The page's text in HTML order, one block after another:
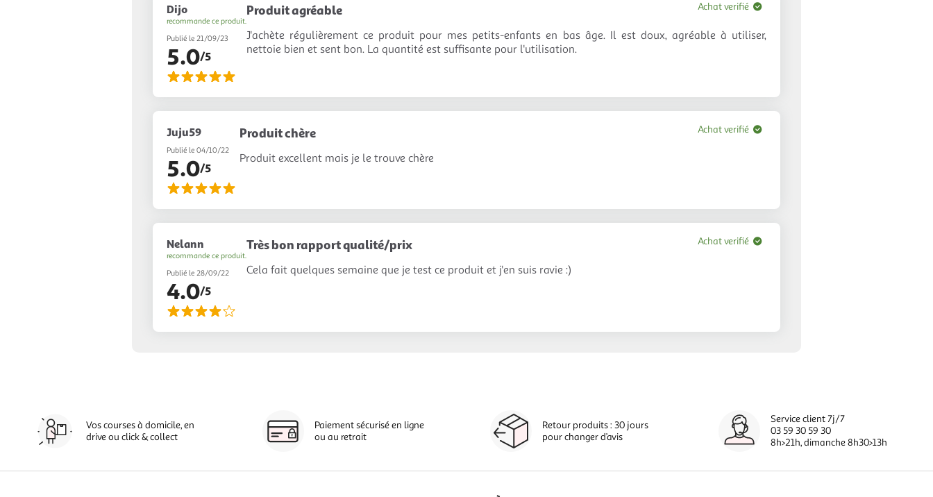
Dijo
recommande ce produit.
Publié le 21/09/23
5.0/5
Produit agréable
J'achète régulièrement ce produit pour mes petits-enfants en bas âge. Il est doux, agréable à utiliser,
nettoie bien et sent bon. La quantité est suffisante pour l'utilisation.
Achat verifié
Juju59
Publié le 04/10/22
5.0/5
Produit chère
Produit excellent mais je le trouve chère
Achat verifié
Nelann
recommande ce produit.
Publié le 28/09/22
4.0/5
Très bon rapport qualité/prix
Cela fait quelques semaine que je test ce produit et j'en suis ravie :)
Achat verifié
Vos courses à domicile, en
drive ou click & collect
Paiement sécurisé en ligne
ou au retrait
Retour produits : 30 jours
pour changer d’avis
Service client 7j/7
03 59 30 59 30
8h>21h, dimanche 8h30>13h